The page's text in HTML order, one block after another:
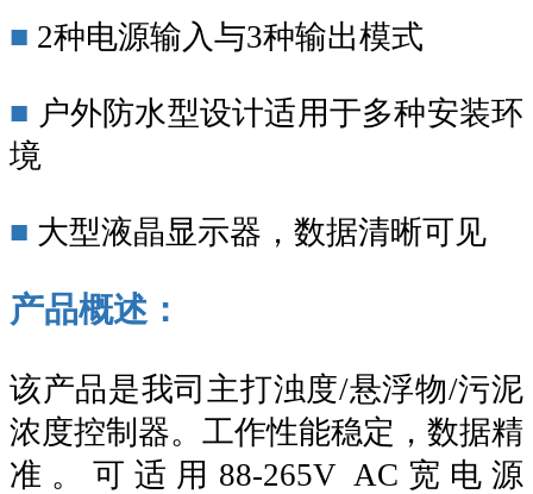
■ 2种电源输入与3种输出模式
■ 户外防水型设计适用于多种安装环
境
■ 大型液晶显示器，数据清晰可见
产品概述：
该产品是我司主打浊度/悬浮物/污泥
浓度控制器。 工作性能稳定，数据精
准。可适用 88-265V AC宽电源